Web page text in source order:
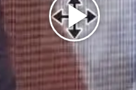
Play
Video